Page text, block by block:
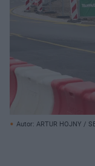
Autor: ARTUR HOJNY /